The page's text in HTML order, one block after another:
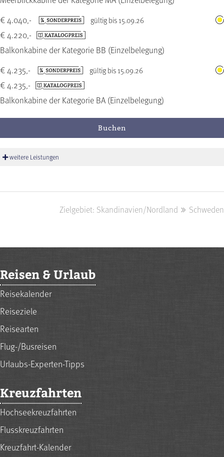
Balkonkabine der Kategorie BB (Einzelbelegung)
€ 4.040,- gültig bis 15.09.26
€ 4.220,-
Balkonkabine der Kategorie BA (Einzelbelegung)
€ 4.235,- gültig bis 15.09.26
€ 4.235,-
Buchen
weitere Leistungen
Zielgebiet: Skandinavien/Nordland Schweden
Reisen & Urlaub
Reisekalender
Reiseziele
Reisearten
Flug-/Busreisen
Urlaubs-Experten-Tipps
Kreuzfahrten
Hochseekreuzfahrten
Flusskreuzfahrten
Kreuzfahrt-Kalender